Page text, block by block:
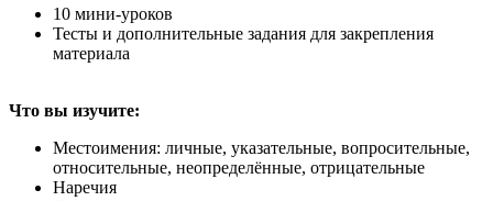
10 мини-уроков
Тесты и дополнительные задания для закрепления
материала
Что вы изучите:
Местоимения: личные, указательные, вопросительные,
относительные, неопределённые, отрицательные
Наречия